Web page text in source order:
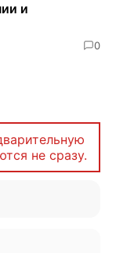
и
0
не сразу.